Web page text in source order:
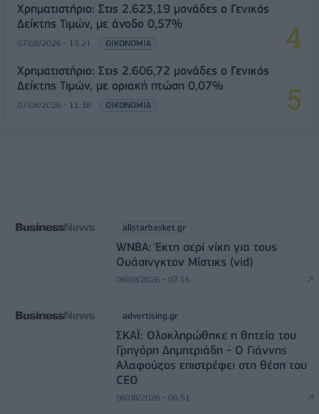
Χρηματιστήριο: Στις 2.623,19 μονάδες ο Γενικός
Δείκτης Τιμών, με άνοδο 0,57%
07/08/2026 - 15:21 ΟΙΚΟΝΟΜΙΑ
Χρηματιστήριο: Στις 2.606,72 μονάδες ο Γενικός
Δείκτης Τιμών, με οριακή πτώση 0,07%
07/08/2026 - 11:38 ΟΙΚΟΝΟΜΙΑ
allstarbasket.gr
WNBA: Έκτη σερί νίκη για τους
Ουάσινγκτον Μίστικς (vid)
08/08/2026 - 07:16
advertising.gr
ΣΚΑΪ: Ολοκληρώθηκε η θητεία του
Γρηγόρη Δημητριάδη - Ο Γιάννης
Αλαφούζος επιστρέφει στη θέση του
CEO
08/08/2026 - 06:51